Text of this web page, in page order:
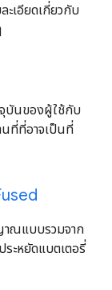
ะเอียดเกี่ยวกับ
บันของผู้ใช้กับ
นที่ที่อาจเป็นที่
ณแบบรวมจาก
ะหยัดแบตเตอรี่